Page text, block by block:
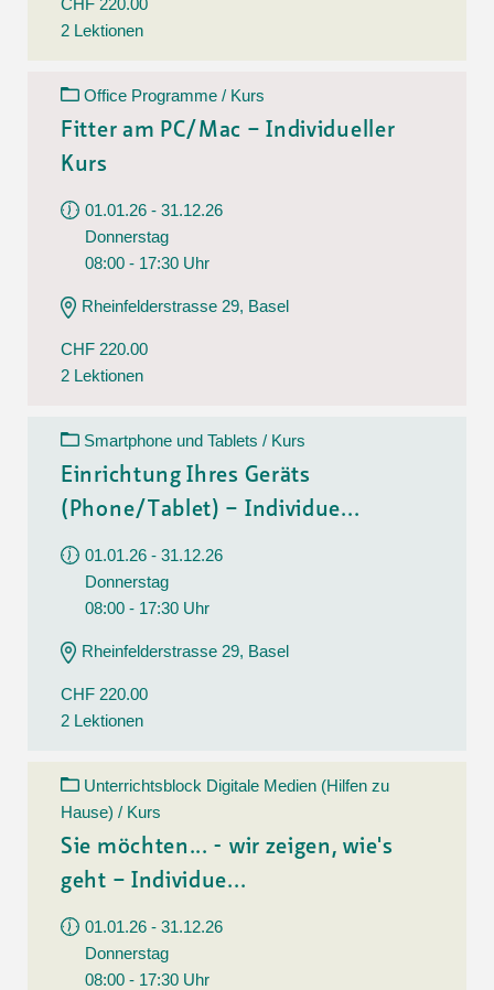
CHF 220.00
2 Lektionen
Office Programme / Kurs
Fitter am PC/Mac – Individueller
Kurs
01.01.26 - 31.12.26
Donnerstag
08:00 - 17:30 Uhr
Rheinfelderstrasse 29, Basel
CHF 220.00
2 Lektionen
Smartphone und Tablets / Kurs
Einrichtung Ihres Geräts
(Phone/Tablet) – Individue...
01.01.26 - 31.12.26
Donnerstag
08:00 - 17:30 Uhr
Rheinfelderstrasse 29, Basel
CHF 220.00
2 Lektionen
Unterrichtsblock Digitale Medien (Hilfen zu
Hause) / Kurs
Sie möchten... - wir zeigen, wie's
geht – Individue...
01.01.26 - 31.12.26
Donnerstag
08:00 - 17:30 Uhr